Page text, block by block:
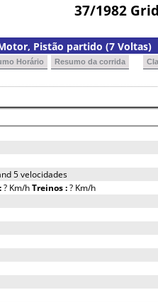
37/1982
Pistão partido (7 Voltas)
Horário Resumo da corrida
5 velocidades
? Km/hTreinos :? Km/h